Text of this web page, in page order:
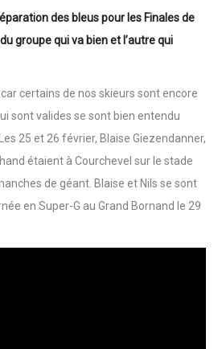
des bleus pour les Finales de
groupe qui va bien et l’autre qui
certains de nos skieurs sont encore
sont valides se sont bien entendu
25 et 26 février, Blaise Giezendanner,
étaient à Courchevel sur le stade
de géant. Blaise et Nils se sont
en Super-G au Grand Bornand le 29